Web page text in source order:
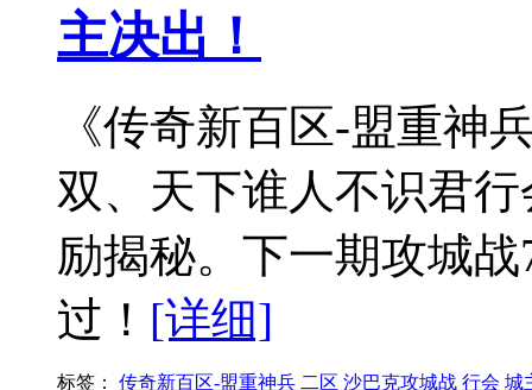
主决出！
《传奇新百区-盟重神
双、天下谁人不识君
励揭秘。下一期攻城
过！ [详细]
标签： 传奇新百区-盟重神兵 二区 沙巴克攻城战 行会 城